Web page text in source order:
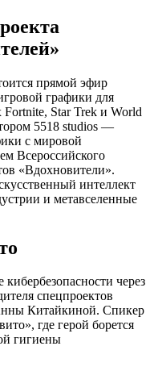
прямой эфир
графики для
Fortnite, Star Trek и World
5518 studios —
с мировой
Всероссийского
«Вдохновители».
интеллект
и метавселенные
через
спецпроектов
Китайкиной. Спикер
где герой борется
гигиены